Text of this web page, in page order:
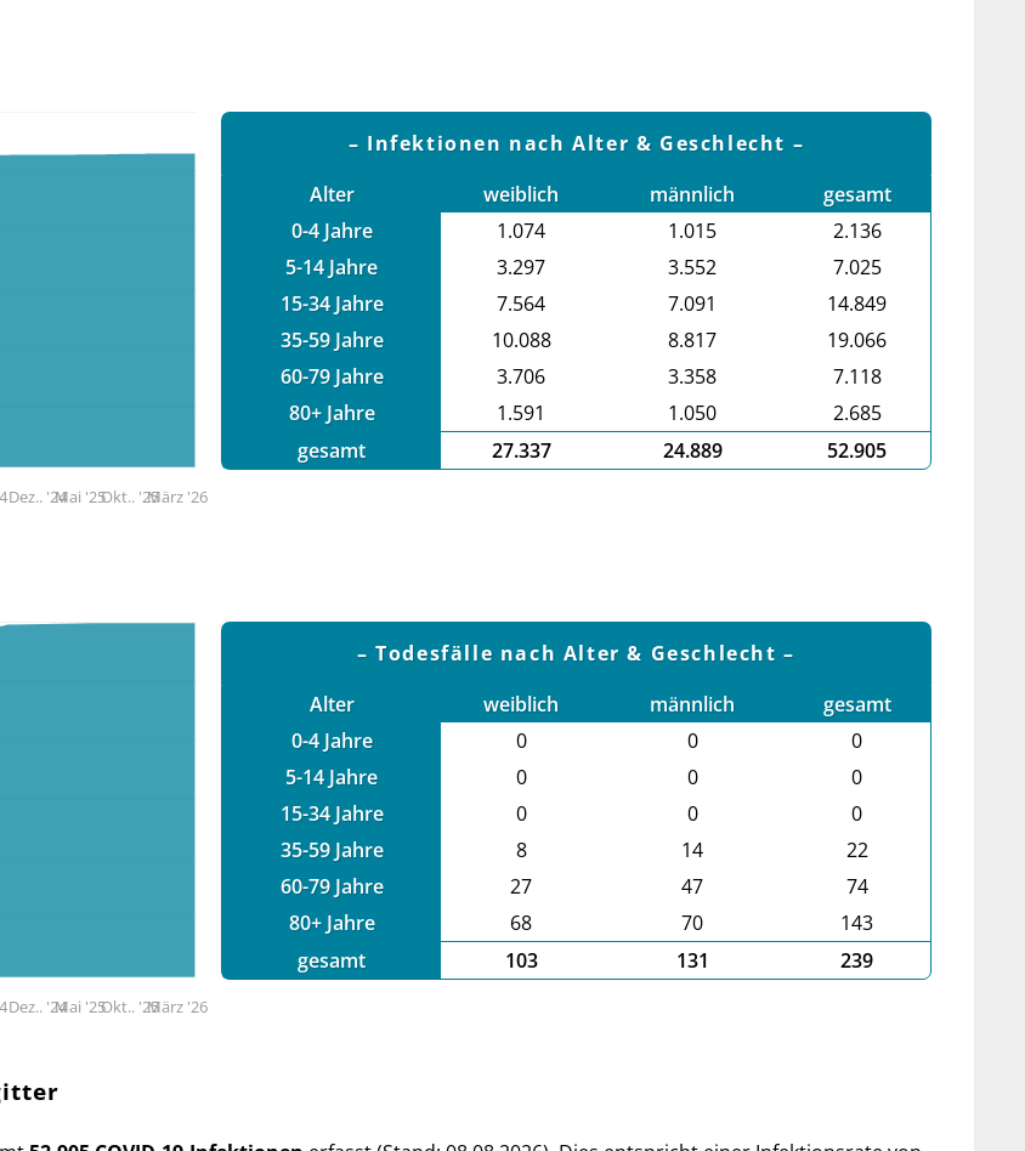
Dez.. '24Mai '25Okt.. '25März '26
Infektionen nach Alter & Geschlecht
Alter
weiblich männlich
gesamt
0-4 Jahre
1.074 1.015
2.136
5-14 Jahre
3.297 3.552
7.025
15-34 Jahre
7.564 7.091
14.849
35-59 Jahre
10.088 8.817
19.066
60-79 Jahre
3.706 3.358
7.118
80+ Jahre
1.591 1.050
2.685
gesamt
27.337 24.889 52.905
Dez.. '24Mai '25Okt.. '25März '26
Todesfälle nach Alter & Geschlecht
Alter
weiblich männlich
gesamt
0-4 Jahre
0 0
0
5-14 Jahre
0 0
0
15-34 Jahre
0 0
0
35-59 Jahre
8 14
22
60-79 Jahre
27 47
74
80+ Jahre
68 70
143
gesamt
103 131 239